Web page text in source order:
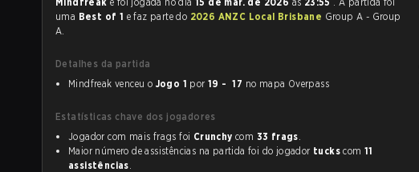
uma Best of 1 e faz parte do 2026 ANZC Local Brisbane Group A - Group
A.
Detalhes da partida
Mindfreak venceu o Jogo 1 por 19 - 17 no mapa Overpass
Estatísticas chave dos jogadores
Jogador com mais frags foi Crunchy com 33 frags.
Maior número de assistências na partida foi do jogador tucks com 11
assistências.